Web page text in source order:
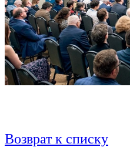
Возврат к списку